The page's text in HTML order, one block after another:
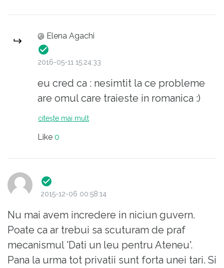
@ Elena Agachi
2016-05-11 15:24:33
eu cred ca : nesimtit la ce probleme
are omul care traieste in romanica :)
citește mai mult
Like 0
2015-12-06 00:58:14
Nu mai avem incredere in niciun guvern.
Poate ca ar trebui sa scuturam de praf
mecanismul 'Dati un leu pentru Ateneu'.
Pana la urma tot privatii sunt forta unei tari. Si